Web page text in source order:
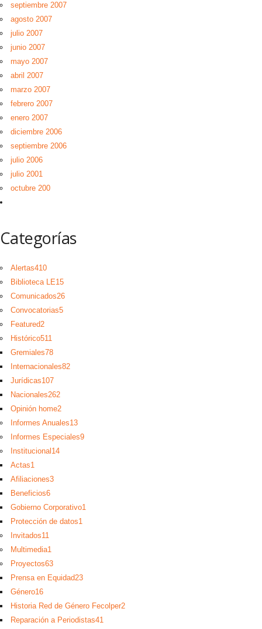
septiembre 2007
agosto 2007
julio 2007
junio 2007
mayo 2007
abril 2007
marzo 2007
febrero 2007
enero 2007
diciembre 2006
septiembre 2006
julio 2006
julio 2001
octubre 200
Categorías
Alertas410
Biblioteca LE15
Comunicados26
Convocatorias5
Featured2
Histórico511
Gremiales78
Internacionales82
Jurídicas107
Nacionales262
Opinión home2
Informes Anuales13
Informes Especiales9
Institucional 14
Actas1
Afiliaciones3
Beneficios6
Gobierno Corporativo1
Protección de datos1
Invitados11
Multimedia1
Proyectos63
Prensa en Equidad23
Género16
Historia Red de Género Fecolper2
Reparación a Periodistas41